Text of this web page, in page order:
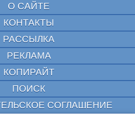
О САЙТЕ
КОНТАКТЫ
РАССЫЛКА
РЕКЛАМА
КОПИРАЙТ
ПОИСК
СОГЛАШЕНИЕ